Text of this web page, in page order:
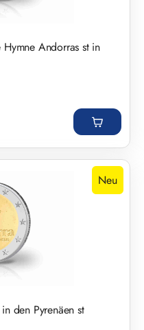
Andorras st in
Neu
den Pyrenäen st